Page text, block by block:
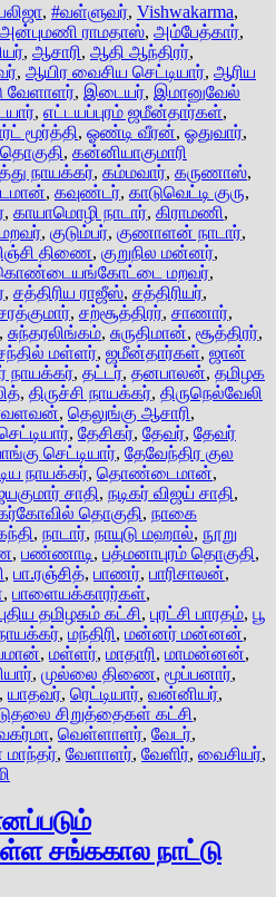
, #வள்ளுவர், Vishwakarma,
அன்புமணி ராமதாஸ், அம்பேத்கார்,
, ஆசாரி, ஆதி ஆந்திரர்,
, ஆயிர வைசிய செட்டியார், ஆரிய
வேளாளர், இடையர், இமானுவேல்
, எட்டயப்புரம் ஜமீன்தார்கள்,
மூர்த்தி, ஓண்டி வீரன், ஓதுவார்,
, கன்னியாகுமாரி
நாயக்கர், கம்மவார், கருணாஸ்,
, கவுண்டர், காடுவெட்டி குரு,
, காயாமொழி நாடார், கிராமணி,
, குடும்பர், குணாளன் நாடார்,
திணை, குறுநில மன்னர்,
மறவர்,
, சத்திரிய ராஜீஸ், சத்திரியர்,
, சற்சூத்திரர், சாணார்,
, சுந்தரலிங்கம், சுருதிமான், சூத்திரர்,
மள்ளர், ஜமீன்தார்கள், ஜான்
நாயக்கர், தட்டர், தனபாலன், தமிழக
, திருச்சி நாயக்கர், திருநெல்வேலி
, தெலுங்கு ஆசாரி,
, தேசிகர், தேவர், தேவர்
செட்டியார், தேவேந்திர குல
நாயக்கர், தொண்டைமான்,
சாதி, நடிகர் விஜய் சாதி,
தொகுதி, நாகை
, நாடார், நாயுடு மஹால், நூறு
, பண்ணாடி, பத்மனாபுரம் தொகுதி,
, பா.ரஞ்சித், பாணர், பாரிசாலன்,
, பாளையக்காரர்கள்,
தமிழகம் கட்சி, புரட்சி பாரதம், பூ
, மந்திரி, மன்னர் மன்னன்,
, மள்ளர், மாதாரி, மாமன்னன்,
, முல்லை திணை, மூப்பனார்,
, யாதவர், ரெட்டியார், வன்னியர்,
சிறுத்தைகள் கட்சி,
, வெள்ளாளர், வேடர்,
, வேளாளர், வேளிர், வைசியர்,
சங்ககால நாட்டு